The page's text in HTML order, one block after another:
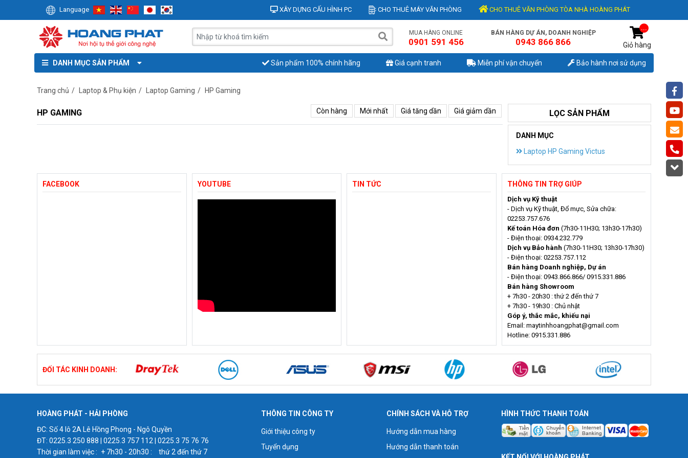
Language XÂY DỰNG CẤU HÌNH PC CHO THUÊ MÁY VĂN PHÒNG CHO THUÊ VĂN PHÒNG TÒA NHÀ HOÀNG PHÁT
MUA HÀNG ONLINE
0901 591 456
BÁN HÀNG DỰ ÁN, DOANH NGHIỆP
0943 866 866
...
Giỏ hàng
DANH MỤC SẢN PHẨM Sản phẩm 100% chính hãng Giá cạnh tranh Miễn phí vận chuyển Bảo hành nơi sử dụng
Trang chủ / Laptop & Phụ kiện / Laptop Gaming / HP Gaming
LỌC SẢN PHẨM
DANH MỤC
Laptop HP Gaming Victus
HP GAMING Còn hàng Mới nhất Giá tăng dần Giá giảm dần
FACEBOOK YOUTUBE TIN TỨC THÔNG TIN TRỢ GIÚP
Dịch vụ Kỹ thuật
- Dịch vụ Kỹ thuật, Đổ mực, Sửa chữa:
02253.757.676
Kế toán Hóa đơn (7h30-11H30; 13h30-17h30)
- Điện thoại: 0934.232.779
Dịch vụ Bảo hành (7h30-11H30; 13h30-17h30)
- Điện thoại: 02253.757.112
Bán hàng Doanh nghiệp, Dự án
- Điện thoại: 0943.866.866/ 0915.331.886
Bán hàng Showroom
+ 7h30 - 20h30 : thứ 2 đến thứ 7
+ 7h30 - 19h30 : Chủ nhật
Góp ý, thắc mắc, khiếu nại
Email: maytinhhoangphat@gmail.com
Hotline: 0915.331.886
ĐỐI TÁC KINH DOANH:
HOÀNG PHÁT - HẢI PHÒNG
ĐC: Số 4 lô 2A Lê Hồng Phong - Ngô Quyền
ĐT: 0225.3 250 888 | 0225.3 757 112 | 0225.3 75 76 76
Thời gian làm việc : + 7h30 - 20h30 : thứ 2 đến thứ 7
THÔNG TIN CÔNG TY
Giới thiệu công ty
Tuyển dụng
CHÍNH SÁCH VÀ HỖ TRỢ
Hướng dẫn mua hàng
Hướng dẫn thanh toán
HÌNH THỨC THANH TOÁN